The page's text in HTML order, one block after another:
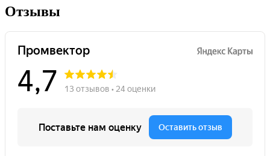
Отзывы